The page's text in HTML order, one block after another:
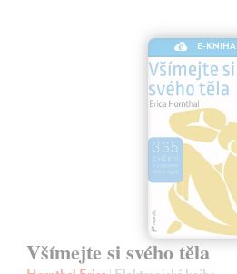
E-KNIHA
Všímejte si svého těla